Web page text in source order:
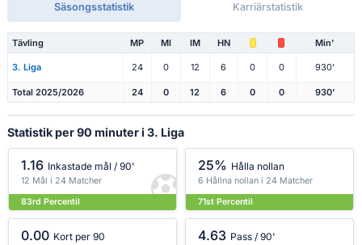
Säsongsstatistik Karriärstatistik
Tävling MP Ml IM HN Min'
3. Liga 24 0 12 6 0 0 930'
Total 2025/2026 24 0 12 6 0 0 930'
Statistik per 90 minuter i 3. Liga
1.16 Inkastade mål / 90'
12 Mål i 24 Matcher
83rd Percentil
25% Hålla nollan
6 Hållna nollan i 24 Matcher
71st Percentil
0.00 Kort per 90 4.63 Pass / 90'